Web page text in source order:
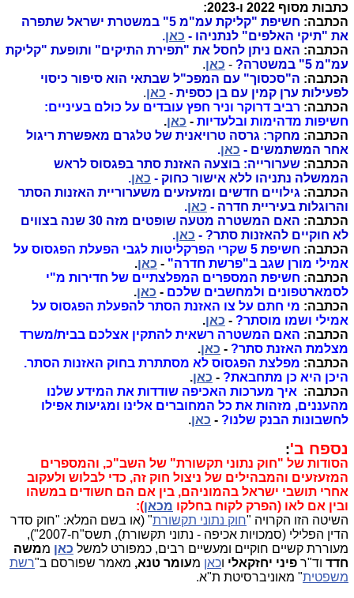
כתבות מסוף 2022 ו-2023:
הכתבה:
חשיפת "קליקת עמ"מ 5" במשטרת ישראל שתפרה
את "תיקי האלפים" לנתניהו - כאן.
הכתבה: האם ניתן לחסל את "תפירת התיקים" ותופעת "קליקת
עמ"מ 5" במשטרה?
- כאן.
הכתבה: ה"סכסוך" עם המפכ"ל שבתאי הוא סיפור כיסוי
לפעילות ערן קמין עם בן כספית - כאן.
הכתבה: רביב דרוקר וניר חפץ עובדים על כולם בעיניים:
חשיפות מדהימות ובלעדיות - כאן.
הכתבה: מחקר: גרסה טרויאנית של טלגרם מאפשרת ריגול
אחר המשתמשים - כאן.
הכתבה: שערורייה: בוצעה האזנת סתר בפגסוס לראש
הממשלה נתניהו ללא אישור כחוק - כאן.
הכתבה: גילויים חדשים ומזעזעים משערוריית האזנות הסתר
והרוגלות בעיריית חדרה - כאן.
הכתבה:
האם המשטרה מטעה שופטים מזה 30 שנה בצווים
לא חוקיים להאזנות סתר? - כאן.
הכתבה:
חשיפת 5 שקרי הפרקליטות לגבי הפעלת הפגסוס על
אמילי מורן שגב ב"פרשת חדרה" - כאן.
הכתבה: חשיפת המספרים המפלצתיים של חדירות מ"י
לסמארטפונים ולמחשבים שלכם - כאן.
הכתבה: מי חתם על צו האזנת הסתר להפעלת הפגסוס על
אמילי ושמו מוסתר? - כאן.
הכתבה: האם המשטרה רשאית להתקין אצלכם בבית/משרד
מצלמת האזנת סתר? - כאן.
הכתבה: מפלצת הפגסוס לא מסתתרת בחוק האזנות הסתר.
היכן היא כן מתחבאת? - כאן.
הכתבה: איך מערכות האכיפה שודדות את המידע שלנו
מהעננים, מזהות את כל המחוברים אלינו ומגיעות אפילו
לחשבונות הבנק שלנו? - כאן.
נספח ב':
הסודות של "חוק נתוני תקשורת" של השב"כ, והמספרים
המזעזעים והמבהילים של ניצול חוק זה, כדי לבלוש ולעקוב
אחרי תושבי ישראל בהמוניהם, בין אם הם חשודים במשהו
ובין אם לאו (הפרק לקוח בחלקו מכאן):
השיטה הזו הקרויה "חוק נתוני תקשורת" (או בשם המלא: "חוק סדר
הדין הפלילי (סמכויות אכיפה - נתוני תקשורת), תשס"ח-2007"),
מעוררת קשיים חוקיים ומעשיים רבים, כמפורט למשל כאן ממשה
חדד וד"ר פיני יחזקאלי וכאן מעומר טנא, מאמר שפורסם ב"רשת
משפטית" מאוניברסיטת ת"א.